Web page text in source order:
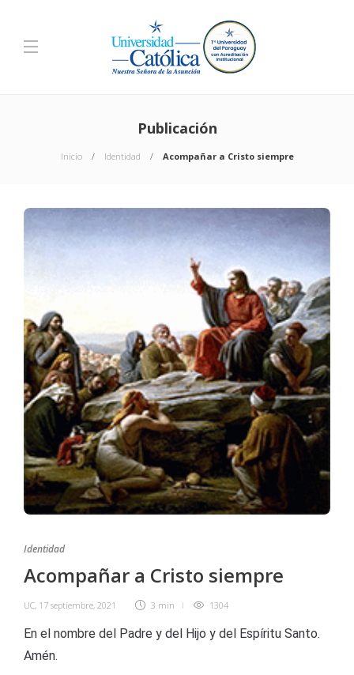
Publicación
Inicio Identidad Acompañar a Cristo siempre
Identidad
Acompañar a Cristo siempre
UC, 17 septiembre, 2021 3 min 1304
En el nombre del Padre y del Hijo y del Espíritu Santo.
Amén.